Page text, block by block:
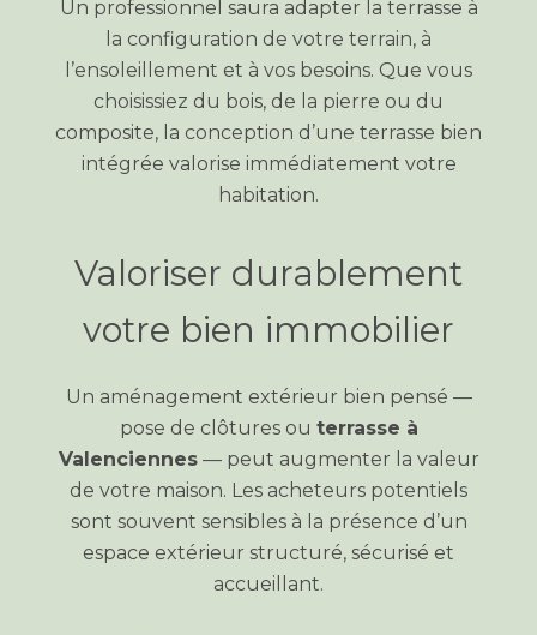
Un professionnel saura adapter la terrasse à
la configuration de votre terrain, à
l’ensoleillement et à vos besoins. Que vous
choisissiez du bois, de la pierre ou du
composite, la conception d’une terrasse bien
intégrée valorise immédiatement votre
habitation.
Valoriser durablement
votre bien immobilier
Un aménagement extérieur bien pensé —
pose de clôtures ou terrasse à
Valenciennes— peut augmenter la valeur
de votre maison. Les acheteurs potentiels
sont souvent sensibles à la présence d’un
espace extérieur structuré, sécurisé et
accueillant.